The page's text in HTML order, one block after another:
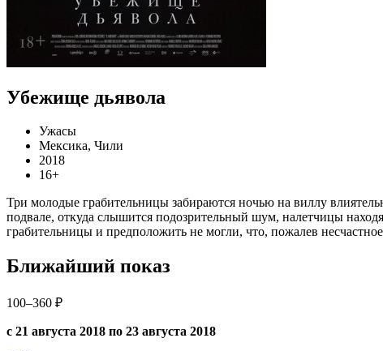
Убежище дьявола
Ужасы
Мексика, Чили
2018
16+
Три молодые грабительницы забираются ночью на виллу
подвале, откуда слышится подозрительный шум, налетчицы
грабительницы и предположить не могли, что, пожалев
Ближайший показ
100–360 ₽
с 21 августа 2018 по 23 августа 2018